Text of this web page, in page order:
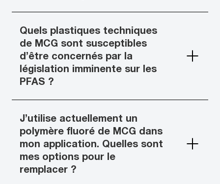
Quels plastiques techniques
de MCG sont susceptibles
d’être concernés par la
législation imminente sur les
PFAS ?
J’utilise actuellement un
polymère fluoré de MCG dans
mon application. Quelles sont
mes options pour le
remplacer ?